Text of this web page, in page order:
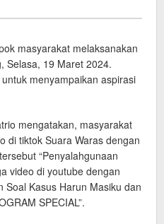
masyarakat melaksanakan
Selasa, 19 Maret 2024.
menyampaikan aspirasi
mengatakan, masyarakat
di tiktok Suara Waras dengan
“Penyalahgunaan
video di youtube dengan
Soal Kasus Harun Masiku dan
SPECIAL”.